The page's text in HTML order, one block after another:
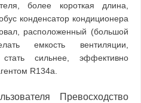
более короткая длина,
конденсатор кондиционера
расположенный (большой
емкость вентиляции,
сильнее, эффективно
R134a.
Превосходство